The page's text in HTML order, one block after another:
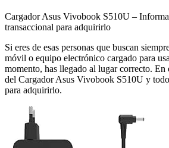
Cargador Asus Vivobook S510U –
transaccional para adquirirlo
Si eres de esas personas que buscan
móvil o equipo electrónico cargado para
momento, has llegado al lugar correcto. En
del Cargador Asus Vivobook S510U y
para adquirirlo.